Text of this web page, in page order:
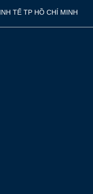
TẾ TP HỒ CHÍ MINH